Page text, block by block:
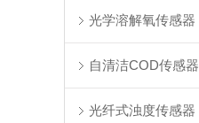
光学溶解氧传感器
自清洁COD传感器
光纤式浊度传感器